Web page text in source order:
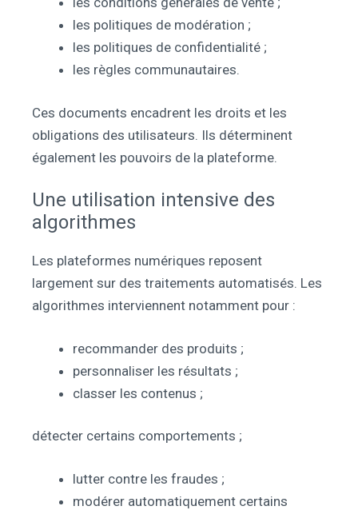
les politiques de modération ;
les politiques de confidentialité ;
les règles communautaires.
Ces documents encadrent les droits et les
obligations des utilisateurs. Ils déterminent
également les pouvoirs de la plateforme.
Une utilisation intensive des
algorithmes
Les plateformes numériques reposent
largement sur des traitements automatisés. Les
algorithmes interviennent notamment pour :
recommander des produits ;
personnaliser les résultats ;
classer les contenus ;
détecter certains comportements ;
lutter contre les fraudes ;
modérer automatiquement certains